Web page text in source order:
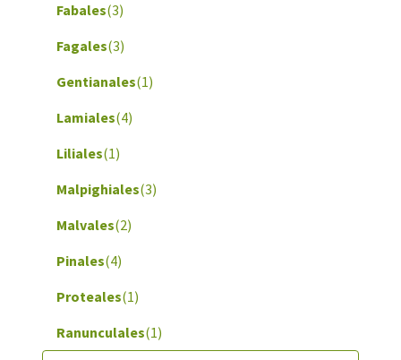
Fabales(3)
Fagales(3)
Gentianales(1)
Lamiales(4)
Liliales(1)
Malpighiales(3)
Malvales(2)
Pinales(4)
Proteales(1)
Ranunculales(1)